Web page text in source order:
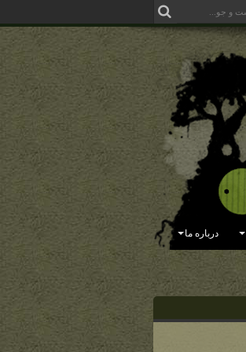
درباره ما